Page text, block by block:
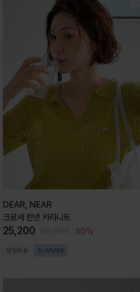
DEAR, NEAR
크로셰 린넨 카라니트
25,200 30%